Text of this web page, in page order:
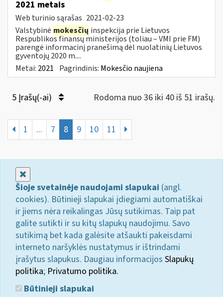
2021 metais
Web turinio sąrašas 2021-02-23
Valstybinė mokesčių inspekcija prie Lietuvos
Respublikos finansų ministerijos (toliau – VMI prie FM)
parengė informacinį pranešimą dėl nuolatinių Lietuvos
gyventojų 2020 m....
Metai: 2021 Pagrindinis: Mokesčio naujiena
5 Įrašų(-ai) Rodoma nuo 36 iki 40 iš 51 irašų.
1 ... 7 8 9 10 11
Šioje svetainėje naudojami slapukai (angl.
cookies). Būtinieji slapukai įdiegiami automatiškai
ir jiems nėra reikalingas Jūsų sutikimas. Taip pat
galite sutikti ir su kitų slapukų naudojimu. Savo
sutikimą bet kada galėsite atšaukti pakeisdami
interneto naršyklės nustatymus ir ištrindami
įrašytus slapukus. Daugiau informacijos Slapukų
politika; Privatumo politika.
Būtinieji slapukai